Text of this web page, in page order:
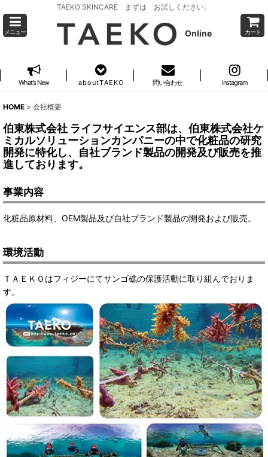
TAEKO SKINCARE まずは お試しください。
メニュー Online カート
What's New a b o u t T A E K O 問い合わせ instagram
HOME > 会社概要
伯東株式会社 ライフサイエンス部は、伯東株式会社ケ
ミカルソリューションカンパニーの中で化粧品の研究
開発に特化し、自社ブランド製品の開発及び販売を推
進しております。
事業内容
化粧品原材料、OEM製品及び自社ブランド製品の開発および販売。
環境活動
ＴＡＥＫＯはフィジーにてサンゴ礁の保護活動に取り組んでおりま
す。